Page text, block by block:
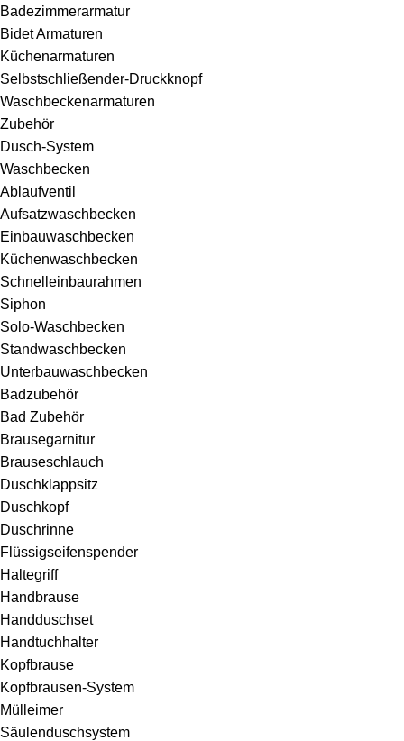
Badezimmerarmatur
Bidet Armaturen
Küchenarmaturen
Selbstschließender-Druckknopf
Waschbeckenarmaturen
Zubehör
Dusch-System
Waschbecken
Ablaufventil
Aufsatzwaschbecken
Einbauwaschbecken
Küchenwaschbecken
Schnelleinbaurahmen
Siphon
Solo-Waschbecken
Standwaschbecken
Unterbauwaschbecken
Badzubehör
Bad Zubehör
Brausegarnitur
Brauseschlauch
Duschklappsitz
Duschkopf
Duschrinne
Flüssigseifenspender
Haltegriff
Handbrause
Handduschset
Handtuchhalter
Kopfbrause
Kopfbrausen-System
Mülleimer
Säulenduschsystem